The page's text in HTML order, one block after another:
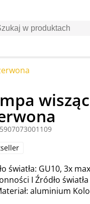
światła: GU10, 3x
I Źródło
aluminium